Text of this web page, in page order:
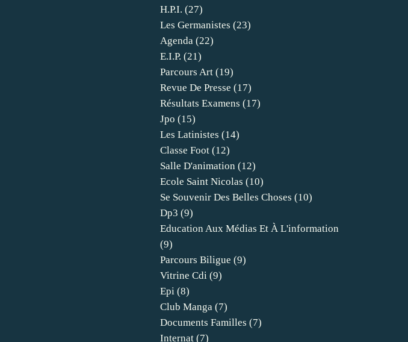
H.p.i. (27)
Les Germanistes (23)
Agenda (22)
E.i.p. (21)
Parcours Art (19)
Revue De Presse (17)
Résultats Examens (17)
Jpo (15)
Les Latinistes (14)
Classe Foot (12)
Salle D'animation (12)
Ecole Saint Nicolas (10)
Se Souvenir Des Belles Choses (10)
Dp3 (9)
Education Aux Médias Et À L'information
(9)
Parcours Biligue (9)
Vitrine Cdi (9)
Epi (8)
Club Manga (7)
Documents Familles (7)
Internat (7)